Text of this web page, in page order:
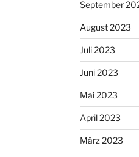
September
August 2023
Juli 2023
Juni 2023
Mai 2023
April 2023
März 2023